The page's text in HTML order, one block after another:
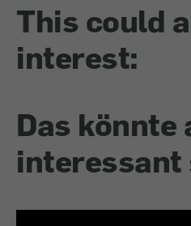
This could
interest:
Das könnte
interessant